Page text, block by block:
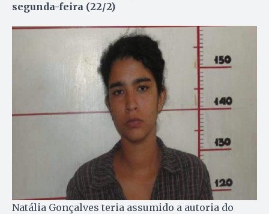
segunda-feira (22/2)
Natália Gonçalves teria assumido a autoria do